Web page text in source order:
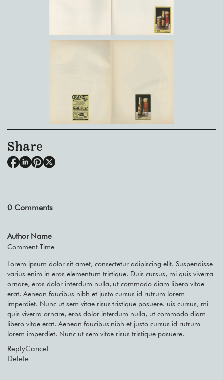
Share
0Comments
Author Name
Comment Time
Lorem ipsum dolor sit amet, consectetur adipiscing elit. Suspendisse
varius enim in eros elementum tristique. Duis cursus, mi quis viverra
ornare, eros dolor interdum nulla, ut commodo diam libero vitae
erat. Aenean faucibus nibh et justo cursus id rutrum lorem
imperdiet. Nunc ut sem vitae risus tristique posuere. uis cursus, mi
quis viverra ornare, eros dolor interdum nulla, ut commodo diam
libero vitae erat. Aenean faucibus nibh et justo cursus id rutrum
lorem imperdiet. Nunc ut sem vitae risus tristique posuere.
ReplyCancel
Delete